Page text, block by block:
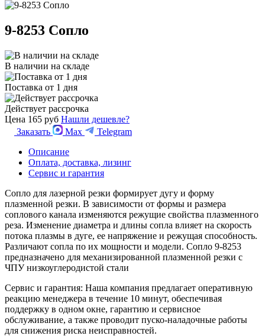
9-8253 Сопло
В наличии на складе
Поставка от 1 дня
Действует рассрочка
Цена 165 руб Нашли дешевле?
Заказать
Max
Telegram
Описание
Оплата, доставка, лизинг
Сервис и гарантия
Сопло для лазерной резки формирует дугу и форму
плазменной резки. В зависимости от формы и размера
соплового канала изменяются режущие свойства плазменного
реза. Изменение диаметра и длины сопла влияет на скорость
потока плазмы в дуге, ее напряжение и режущая способность.
Различают сопла по их мощности и модели. Сопло 9-8253
предназначено для механизированной плазменной резки с
ЧПУ низкоуглеродистой стали
Сервис и гарантия: Наша компания предлагает оперативную
реакцию менеджера в течение 10 минут, обеспечивая
поддержку в одном окне, гарантию и сервисное
обслуживание, а также проводит пуско-наладочные работы
для снижения риска неисправностей.